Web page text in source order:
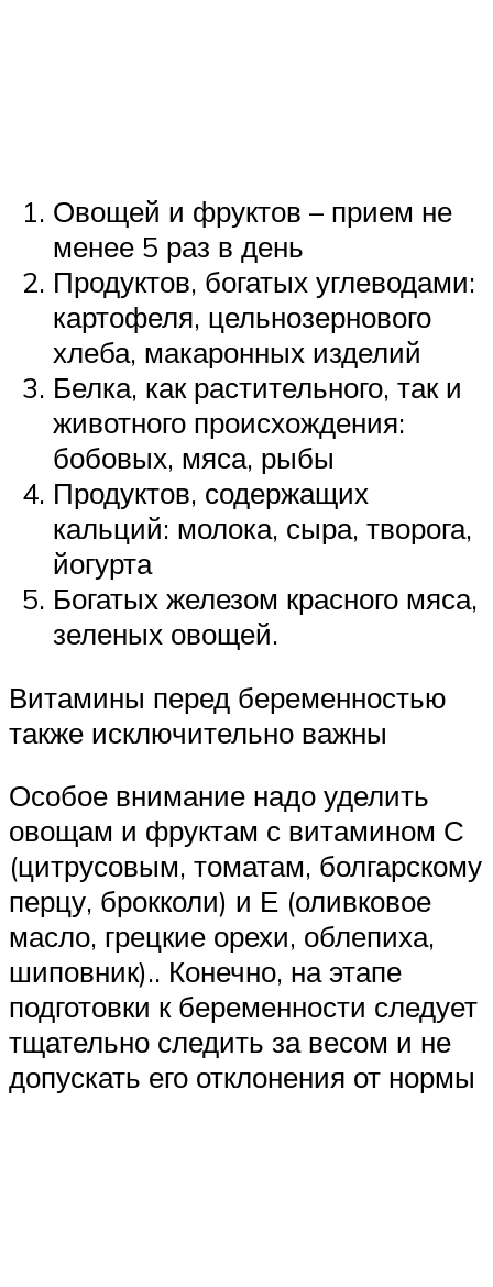
Овощей и фруктов – прием не
менее 5 раз в день
Продуктов, богатых углеводами:
картофеля, цельнозернового
хлеба, макаронных изделий
Белка, как растительного, так и
животного происхождения:
бобовых, мяса, рыбы
Продуктов, содержащих
кальций: молока, сыра, творога,
йогурта
Богатых железом красного мяса,
зеленых овощей.
Витамины перед беременностью
также исключительно важны
Особое внимание надо уделить
овощам и фруктам с витамином С
(цитрусовым, томатам, болгарскому
перцу, брокколи) и Е (оливковое
масло, грецкие орехи, облепиха,
шиповник).. Конечно, на этапе
подготовки к беременности следует
тщательно следить за весом и не
допускать его отклонения от нормы